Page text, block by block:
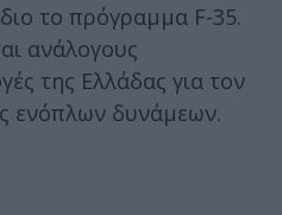
το πρόγραμμα F-35.
ανάλογους
της Ελλάδας για τον
ενόπλων δυνάμεων.